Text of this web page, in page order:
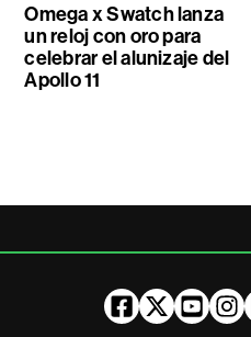
Omega x Swatch lanza
un reloj con oro para
celebrar el alunizaje del
Apollo 11